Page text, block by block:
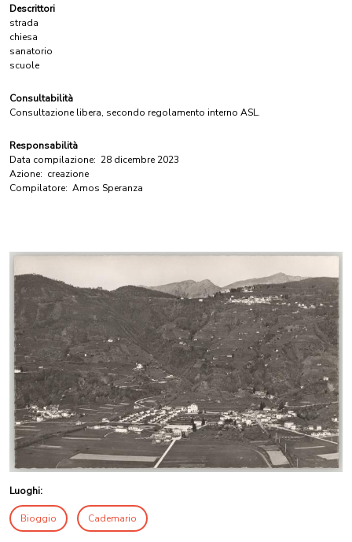
Descrittori
strada
chiesa
sanatorio
scuole
Consultabilità
Consultazione libera, secondo regolamento interno ASL.
Responsabilità
Data compilazione: 28 dicembre 2023
Azione: creazione
Compilatore: Amos Speranza
Luoghi:
Bioggio Cademario